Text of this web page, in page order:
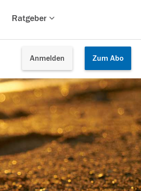
Ratgeber
Anmelden Zum Abo